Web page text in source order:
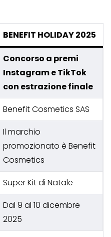
BENEFIT HOLIDAY 2025
Concorso a premi
Instagram e TikTok
con estrazione finale
Benefit Cosmetics SAS
Il marchio
promozionato è Benefit
Cosmetics
Super Kit di Natale
Dal 9 al 10 dicembre
2025